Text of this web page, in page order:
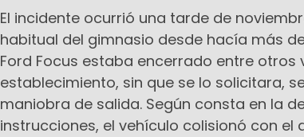
El incidente ocurrió una tarde de
habitual del gimnasio desde hacía más
Ford Focus estaba encerrado entre otros
establecimiento, sin que se lo solicitara,
maniobra de salida. Según consta en la
instrucciones, el vehículo colisionó con el